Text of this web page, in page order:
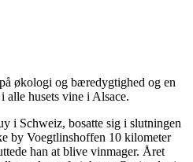
økologi og bæredygtighed og en
alle husets vine i Alsace.
i Schweiz, bosatte sig i slutningen
by Voegtlinshoffen 10 kilometer
han at blive vinmager. Året